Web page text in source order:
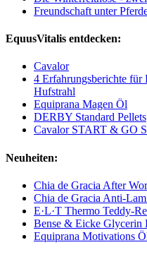
Freundschaft unter
EquusVitalis entdecken:
Cavalor
4 Erfahrungsberichte
Hufstrahl
Equiprana Magen Öl
DERBY Standard Pellets
Cavalor START & GO
Neuheiten:
Chia de Gracia After
Chia de Gracia Anti-
E·L·T Thermo Teddy-
Bense & Eicke Glycerin
Equiprana Motivations